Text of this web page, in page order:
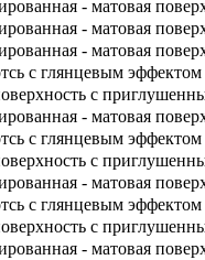
- матовая
- матовая
- матовая
с глянцевым эффектом
с
- матовая
с глянцевым эффектом
с
- матовая
с глянцевым эффектом
с
- матовая